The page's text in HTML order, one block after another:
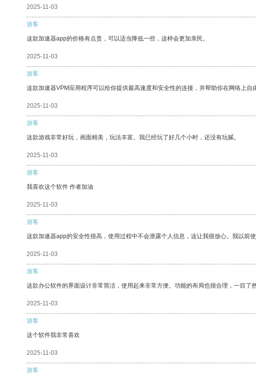
2025-11-03
游客
这款加速器app的价格有点贵，可以适当降低一些，这样会更加亲民。
2025-11-03
游客
这款加速器VPM应用程序可以给你提供最高速度和安全性的连接，并帮助你在网络上自
2025-11-03
游客
这款游戏非常好玩，画面精美，玩法丰富。我已经玩了好几个小时，还没有玩腻。
2025-11-03
游客
我喜欢这个软件 作者加油
2025-11-03
游客
这款加速器app的安全性很高，使用过程中不会泄露个人信息，这让我很放心。我以前
2025-11-03
游客
这款办公软件的界面设计非常简洁，使用起来非常方便。功能的布局也很合理，一目了然
2025-11-03
游客
这个软件我非常喜欢
2025-11-03
游客